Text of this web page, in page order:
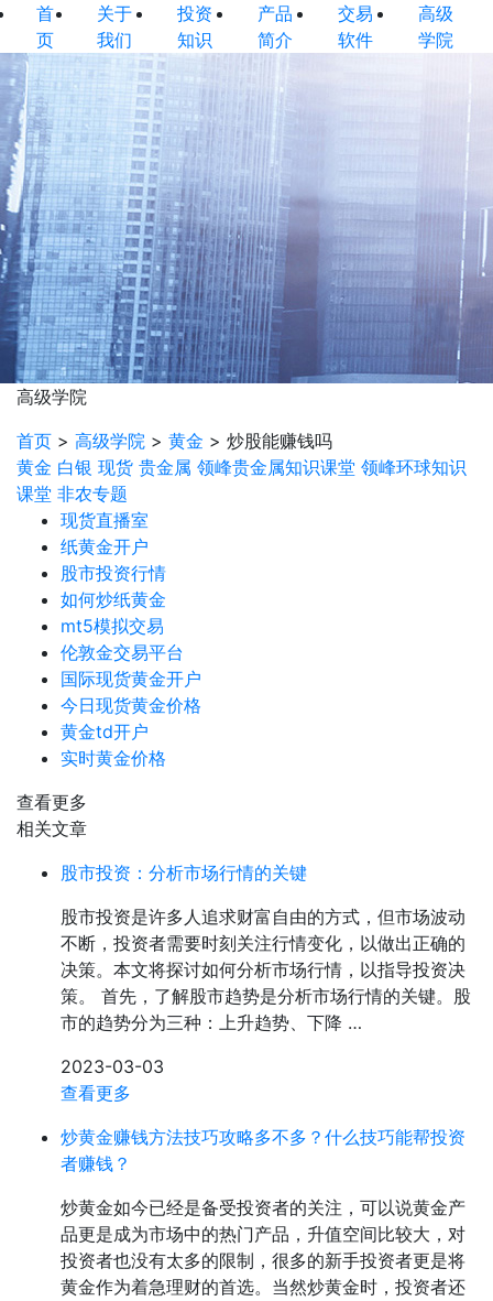
首
页
关于
我们
投资
知识
产品
简介
交易
软件
高级
学院
高级学院
首页 > 高级学院 > 黄金 > 炒股能赚钱吗
黄金 白银 现货 贵金属 领峰贵金属知识课堂 领峰环球知识
课堂 非农专题
现货直播室
纸黄金开户
股市投资行情
如何炒纸黄金
mt5模拟交易
伦敦金交易平台
国际现货黄金开户
今日现货黄金价格
黄金td开户
实时黄金价格
查看更多
相关文章
股市投资：分析市场行情的关键
股市投资是许多人追求财富自由的方式，但市场波动
不断，投资者需要时刻关注行情变化，以做出正确的
决策。本文将探讨如何分析市场行情，以指导投资决
策。 首先，了解股市趋势是分析市场行情的关键。股
市的趋势分为三种：上升趋势、下降 …
2023-03-03
查看更多
炒黄金赚钱方法技巧攻略多不多？什么技巧能帮投资
者赚钱？
炒黄金如今已经是备受投资者的关注，可以说黄金产
品更是成为市场中的热门产品，升值空间比较大，对
投资者也没有太多的限制，很多的新手投资者更是将
黄金作为着急理财的首选。当然炒黄金时，投资者还